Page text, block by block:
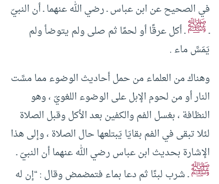
في الصحيح عن ابن عباس ـ رضي الله عنهما ـ أن النبيّ
ـﷺـ أكل عرقًا أو لحمًا ثم صلى ولم يتوضأ ولم
يَمَسَّ ماء .
وهناك من العلماء من حمل أحاديث الوضوء مما مسَّت
النار أو من لحوم الإبل على الوضوء اللغويّ ، وهو
النظافة ، بغسل الفم والكفين بعد الأكل وقبل الصلاة
لئلا تبقى في الفم بقايَا يَبتلعها حال الصلاة ، وإلى هذا
الإشارة بحديث ابن عباس رضي الله عنهما أن النبيّ ـ
ﷺـ شرب لبنًا ثم دعا بماء فتمضمض وقال : “إن له